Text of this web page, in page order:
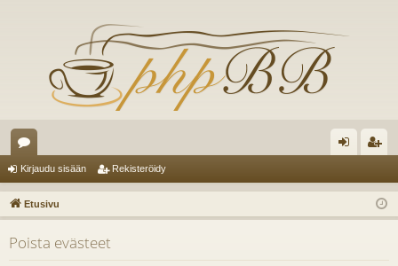
es
ku
st
el
au
du
ist
er
Kirjaudu sisään Rekisteröidy
Etusivu
Poista evästeet